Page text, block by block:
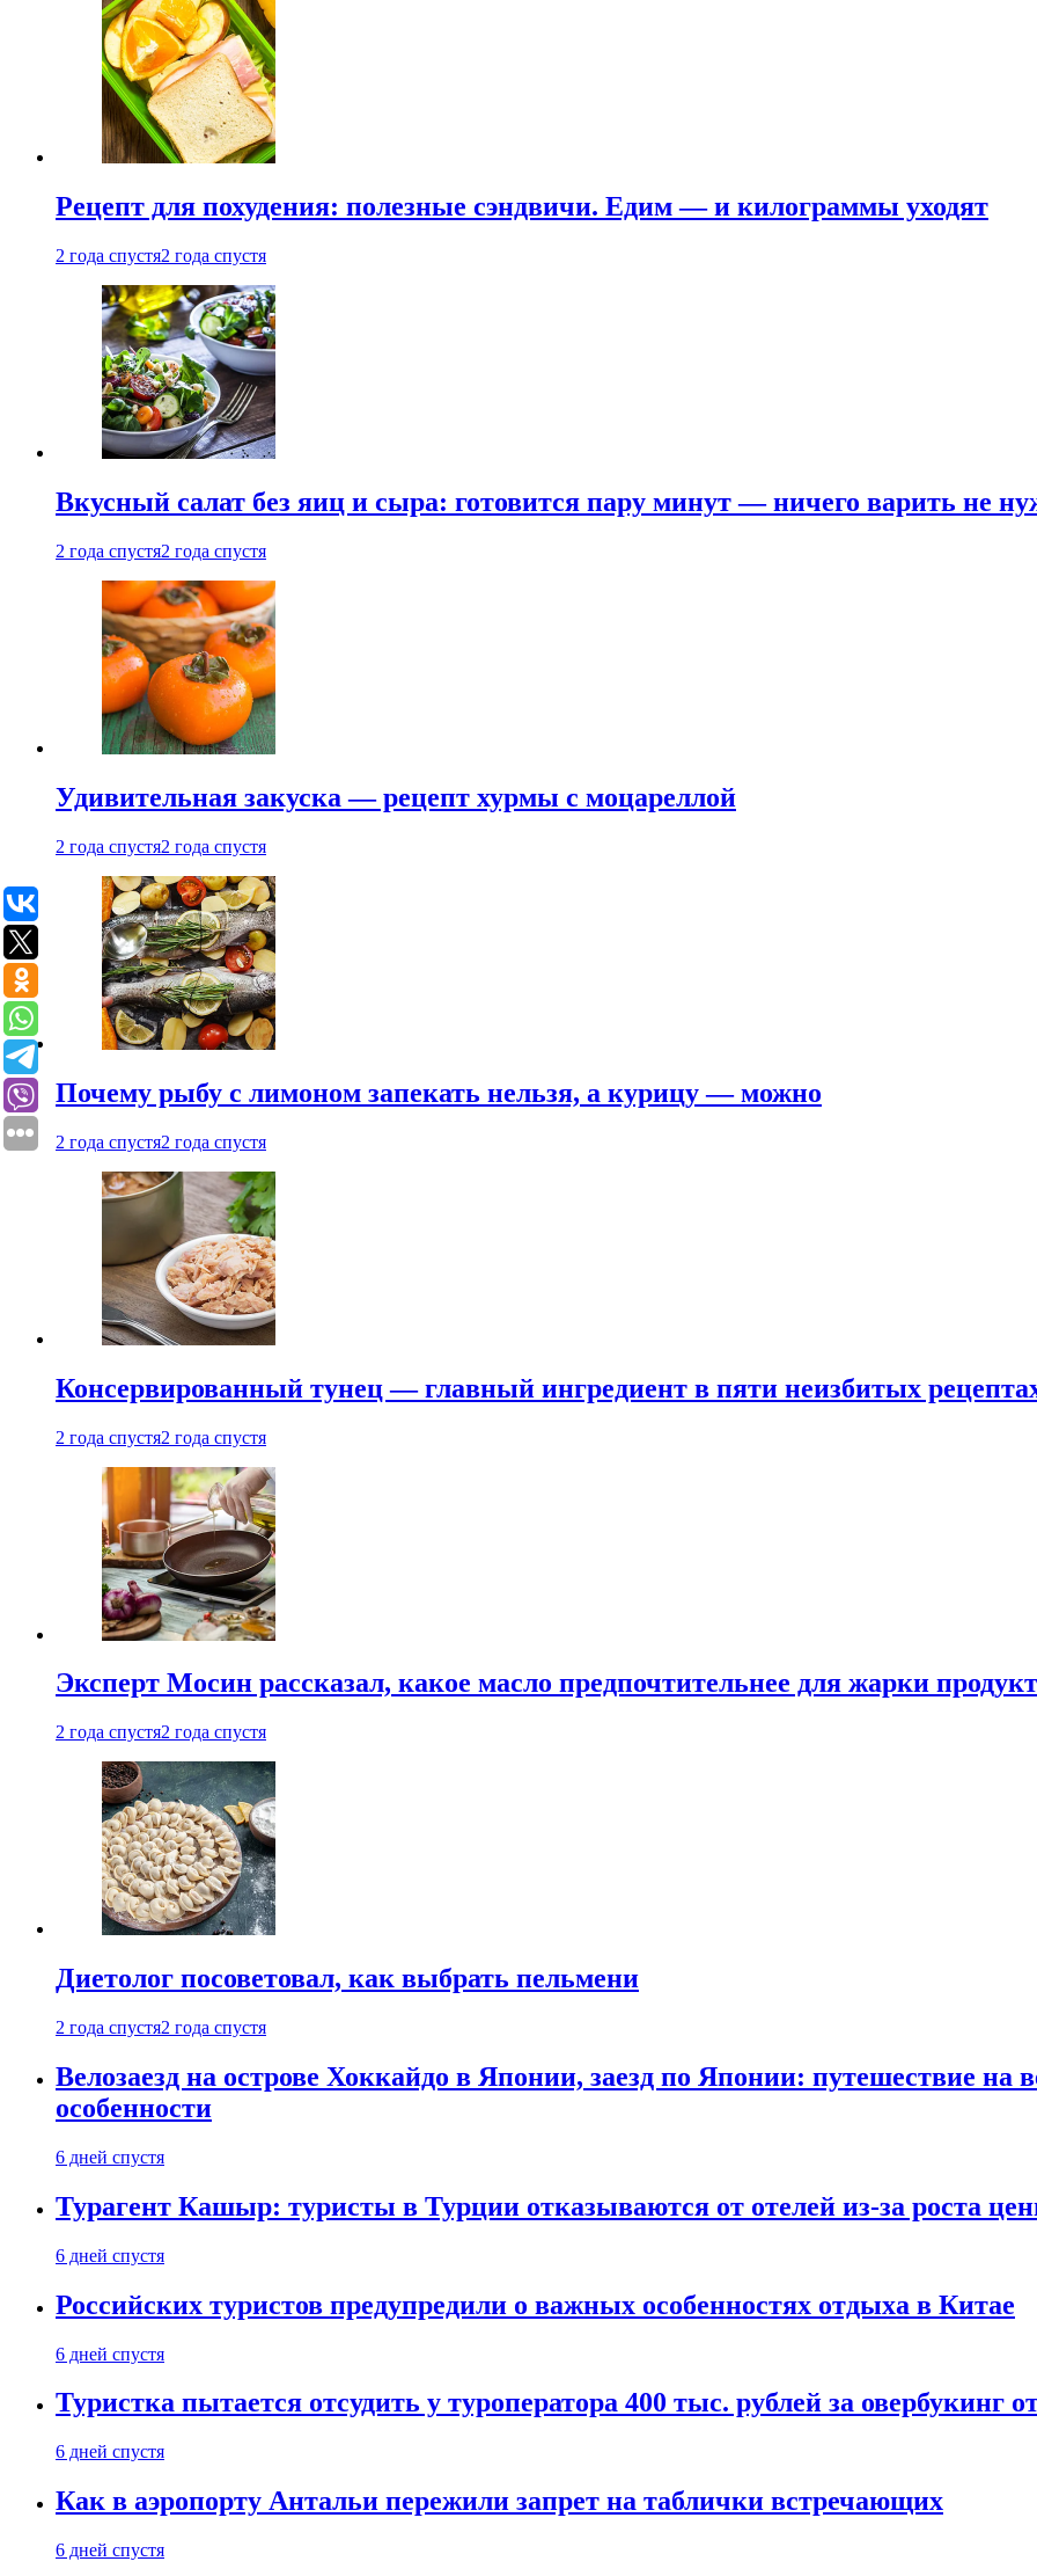
Рецепт для похудения: полезные сэндвичи. Едим — и килограммы уходят
2 года спустя2 года спустя
Вкусный салат без яиц и сыра: готовится пару минут — ничего варить не
2 года спустя2 года спустя
Удивительная закуска — рецепт хурмы с моцареллой
2 года спустя2 года спустя
Почему рыбу с лимоном запекать нельзя, а курицу — можно
2 года спустя2 года спустя
Консервированный тунец — главный ингредиент в пяти неизбитых
2 года спустя2 года спустя
Эксперт Мосин рассказал, какое масло предпочтительнее для жарки
2 года спустя2 года спустя
Диетолог посоветовал, как выбрать пельмени
2 года спустя2 года спустя
Велозаезд на острове Хоккайдо в Японии, заезд по Японии: путешествие на
особенности
6 дней спустя
Турагент Кашыр: туристы в Турции отказываются от отелей из-за роста
6 дней спустя
Российских туристов предупредили о важных особенностях отдыха в Китае
6 дней спустя
Туристка пытается отсудить у туроператора 400 тыс. рублей за овербукинг
6 дней спустя
Как в аэропорту Антальи пережили запрет на таблички встречающих
6 дней спустя